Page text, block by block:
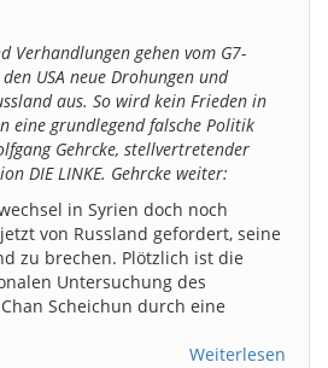
Verhandlungen gehen vom G7-
USA neue Drohungen und
aus. So wird kein Frieden in
eine grundlegend falsche Politik
Gehrcke, stellvertretender
DIE LINKE. Gehrcke weiter:
in Syrien doch noch
von Russland gefordert, seine
zu brechen. Plötzlich ist die
Untersuchung des
Scheichun durch eine
Weiterlesen